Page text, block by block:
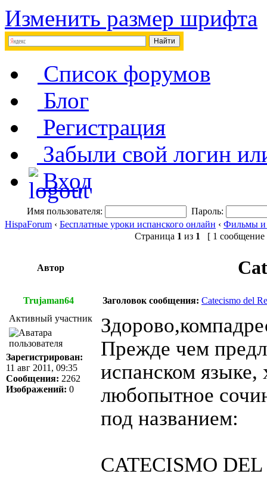
Изменить размер шрифта
Список форумов
Блог
Регистрация
Забыли свой логин
Вход
Имя пользователя:
Пароль:
HispaForum ‹ Бесплатные уроки испанского онлайн ‹ Фильмы и
Страница 1 из 1 [ 1 сообщение
Автор
Trujaman64 Заголовок сообщения: Catecismo del
Активный участник
Зарегистрирован:
11 авг 2011, 09:35
Сообщения: 2262
Изображений: 0
Прежде чем
испанском языке,
любопытное
под названием:
CATECISMO